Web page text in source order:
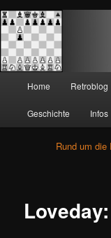
Zum
primären
Inhalt
Zum
sekundären
Inhalt
Home Retroblog
Geschichte Infos
Rund um die